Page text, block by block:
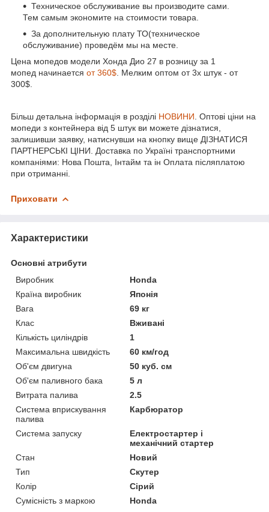
Техническое обслуживание вы производите сами.
Тем самым экономите на стоимости товара.
За дополнительную плату ТО(техническое
обслуживание) проведём мы на месте.
Цена мопедов модели Хонда Дио 27 в розницу за 1
мопед начинается от 360$ . Мелким оптом от 3х штук - от
300$.
Більш детальна інформація в розділі НОВИНИ . Оптові ціни на
мопеди з контейнера від 5 штук ви можете дізнатися,
залишивши заявку, натиснувши на кнопку вище ДІЗНАТИСЯ
ПАРТНЕРСЬКІ ЦІНИ. Доставка по Україні транспортними
компаніями: Нова Пошта, Інтайм та ін Оплата післяплатою
при отриманні.
Приховати
Характеристики
Основні атрибути
Виробник
Honda
Країна виробник
Японія
Вага
69 кг
Клас
Вживані
Кількість циліндрів
1
Максимальна швидкість
60 км/год
Об'єм двигуна
50 куб. см
Об'єм паливного бака
5 л
Витрата палива
2.5
Система вприскування
палива
Карбюратор
Система запуску
Електростартер і
механічний стартер
Стан
Новий
Тип
Скутер
Колір
Сірий
Сумісність з маркою
Honda